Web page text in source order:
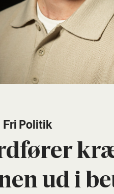
Fri Poli­tik
ud i